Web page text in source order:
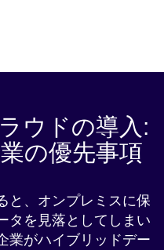
ウドの導入:
の優先事項
と、オンプレミスに保
タを見落としてしまい
業がハイブリッドデー